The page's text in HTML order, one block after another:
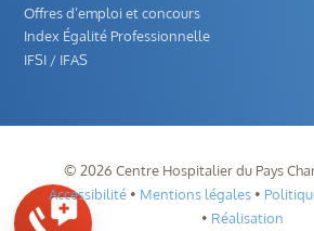
Offres d’emploi et concours
Index Égalité Professionnelle
IFSI / IFAS
© 2026 Centre Hospitalier du Pays
Accessibilité• Mentions légales•
• Réalisation